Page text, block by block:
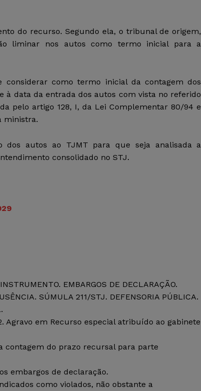
do recurso. Segundo ela, o tribunal de origem,
liminar nos autos como termo inicial para a
considerar como termo inicial da contagem dos
à data da entrada dos autos com vista no referido
pelo artigo 128, I, da Lei Complementar 80/94 e
ministra.
dos autos ao TJMT para que seja analisada a
consolidado no STJ.
EMBARGOS DE DECLARAÇÃO.
SÚMULA 211/STJ. DEFENSORIA PÚBLICA.
Agravo em Recurso especial atribuído ao gabinete
contagem do prazo recursal para parte
embargos de declaração.
como violados, não obstante a